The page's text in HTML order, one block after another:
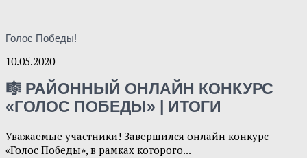
Голос Победы!
10.05.2020
🎼 РАЙОННЫЙ ОНЛАЙН КОНКУРС
«ГОЛОС ПОБЕДЫ» | ИТОГИ
Уважаемые участники! Завершился онлайн конкурс
«Голос Победы», в рамках которого...